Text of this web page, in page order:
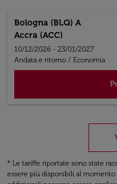
Bologna (BLQ) A
Accra (ACC)
10/12/2026 - 23/01/2027
Andata e ritorno / Economia
* Le tariffe riportate sono state
essere più disponibili al